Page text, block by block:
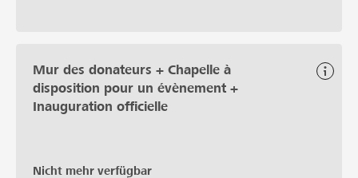
Mur des donateurs + Chapelle à
disposition pour un évènement +
Inauguration officielle
Nicht mehr verfügbar